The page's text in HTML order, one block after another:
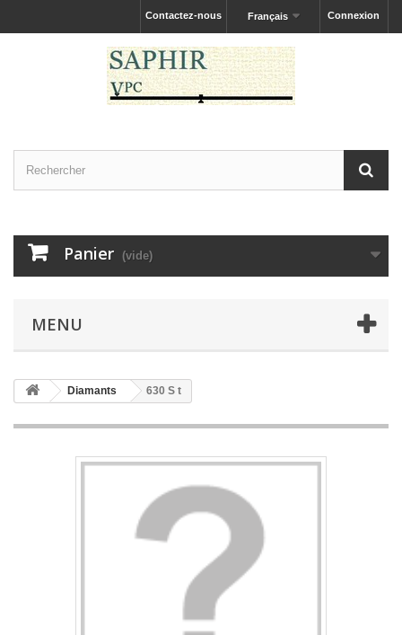
Connexion
Français
Contactez-nous
Panier (vide)
MENU
Diamants 630 S t